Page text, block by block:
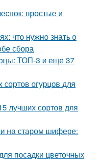
простые и
что нужно знать о
сбора
ТОП-3 и еще 37
огурцов для
лучших сортов для
на старом шифере:
посадки цветочных